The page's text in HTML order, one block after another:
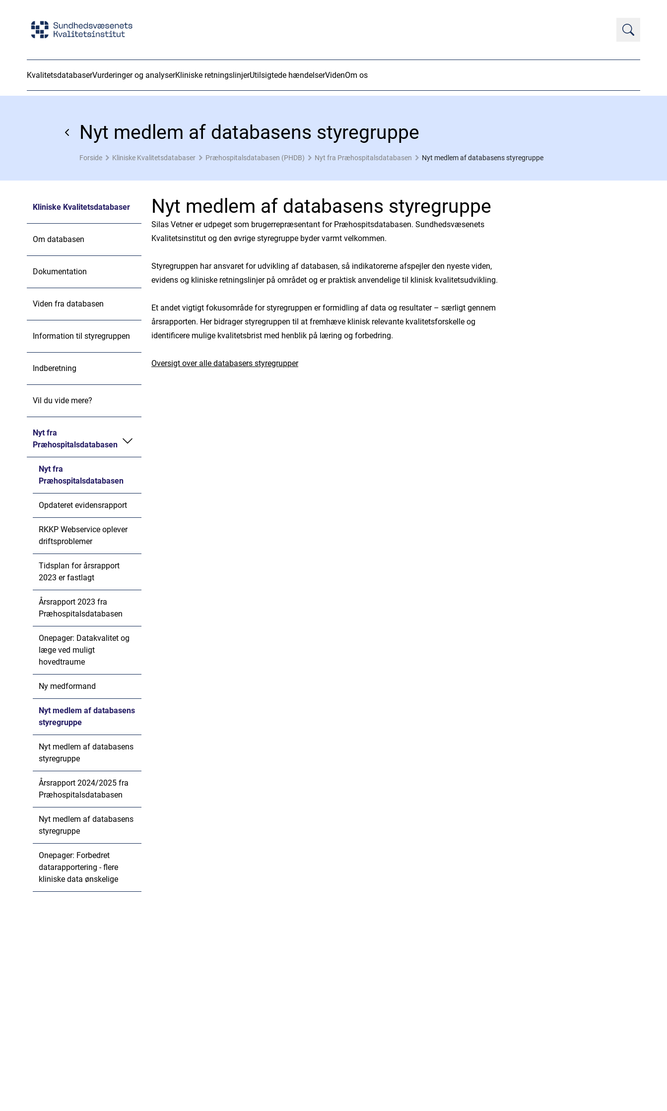
KvalitetsdatabaserVurderinger og analyserKliniske retningslinjerUtilsigtede hændelserVidenOm os
Nyt medlem af databasens styregruppe
Forside Kliniske Kvalitetsdatabaser Præhospitalsdatabasen (PHDB) Nyt fra Præhospitalsdatabasen Nyt medlem af databasens styregruppe
Kliniske Kvalitetsdatabaser
Om databasen
Dokumentation
Viden fra databasen
Information til styregruppen
Indberetning
Vil du vide mere?
Nyt fra
Præhospitalsdatabasen
Nyt fra
Præhospitalsdatabasen
Opdateret evidensrapport
RKKP Webservice oplever
driftsproblemer
Tidsplan for årsrapport
2023 er fastlagt
Årsrapport 2023 fra
Præhospitalsdatabasen
Onepager: Datakvalitet og
læge ved muligt
hovedtraume
Ny medformand
Nyt medlem af databasens
styregruppe
Nyt medlem af databasens
styregruppe
Årsrapport 2024/2025 fra
Præhospitalsdatabasen
Nyt medlem af databasens
styregruppe
Onepager: Forbedret
datarapportering - flere
kliniske data ønskelige
Nyt medlem af databasens styregruppe
Silas Vetner er udpeget som brugerrepræsentant for Præhospitsdatabasen. Sundhedsvæsenets
Kvalitetsinstitut og den øvrige styregruppe byder varmt velkommen.
Styregruppen har ansvaret for udvikling af databasen, så indikatorerne afspejler den nyeste viden,
evidens og kliniske retningslinjer på området og er praktisk anvendelige til klinisk kvalitetsudvikling.
Et andet vigtigt fokusområde for styregruppen er formidling af data og resultater – særligt gennem
årsrapporten. Her bidrager styregruppen til at fremhæve klinisk relevante kvalitetsforskelle og
identificere mulige kvalitetsbrist med henblik på læring og forbedring.
Oversigt over alle databasers styregrupper